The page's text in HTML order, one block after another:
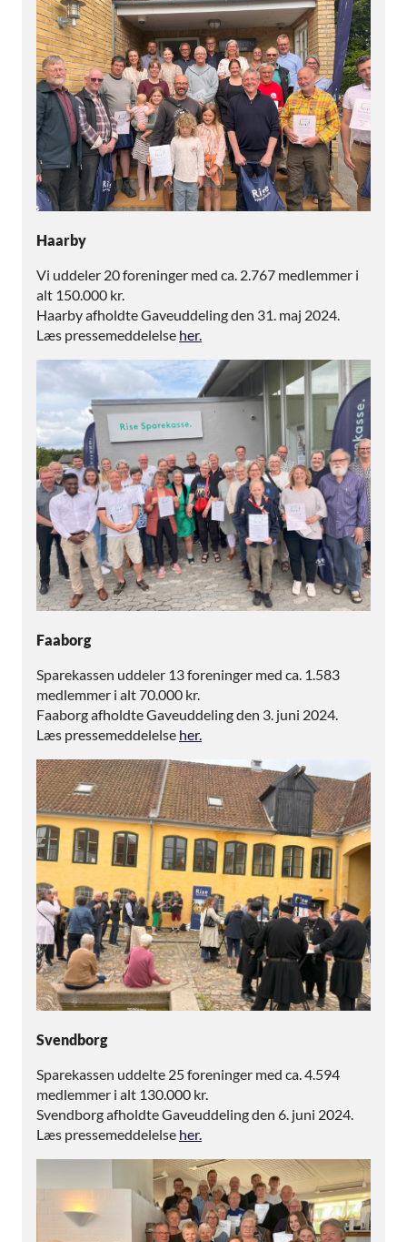
Haarby
Vi uddeler 20 foreninger med ca. 2.767 medlemmer i
alt 150.000 kr.
Haarby afholdte Gaveuddeling den 31. maj 2024.
Læs pressemeddelelse her.
Faaborg
Sparekassen uddeler 13 foreninger med ca. 1.583
medlemmer i alt 70.000 kr.
Faaborg afholdte Gaveuddeling den 3. juni 2024.
Læs pressemeddelelse her.
Svendborg
Sparekassen uddelte 25 foreninger med ca. 4.594
medlemmer i alt 130.000 kr.
Svendborg afholdte Gaveuddeling den 6. juni 2024.
Læs pressemeddelelse her.